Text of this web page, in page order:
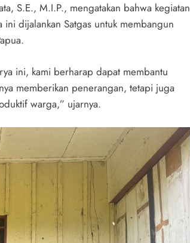
S.E., M.I.P., mengatakan bahwa kegiatan
dijalankan Satgas untuk membangun
ini, kami berharap dapat membantu
memberikan penerangan, tetapi juga
warga,” ujarnya.